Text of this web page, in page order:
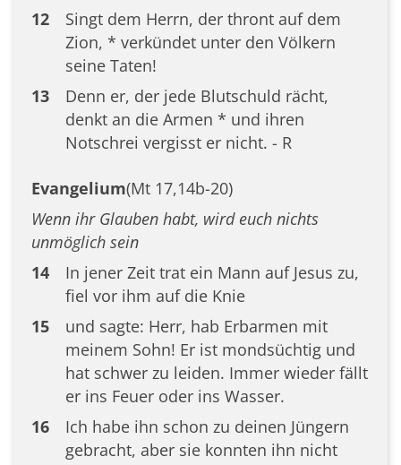
12
Singt dem Herrn, der thront auf dem
Zion, * verkündet unter den Völkern
seine Taten!
13
Denn er, der jede Blutschuld rächt,
denkt an die Armen * und ihren
Notschrei vergisst er nicht. - R
Evangelium(Mt 17,14b-20)
Wenn ihr Glauben habt, wird euch nichts
unmöglich sein
14
In jener Zeit trat ein Mann auf Jesus zu,
fiel vor ihm auf die Knie
15
und sagte: Herr, hab Erbarmen mit
meinem Sohn! Er ist mondsüchtig und
hat schwer zu leiden. Immer wieder fällt
er ins Feuer oder ins Wasser.
16
Ich habe ihn schon zu deinen Jüngern
gebracht, aber sie konnten ihn nicht